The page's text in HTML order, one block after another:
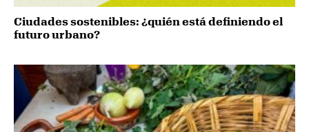
Ciudades sostenibles: ¿quién está definiendo el
futuro urbano?